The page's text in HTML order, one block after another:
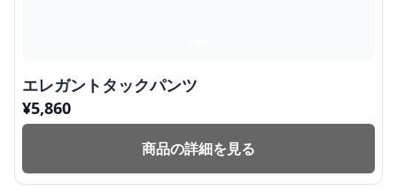
エレガントタックパンツ
¥5,860
商品の詳細を見る